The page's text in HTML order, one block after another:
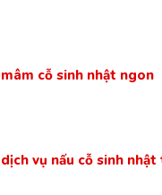
cỗ sinh nhật ngon
vụ nấu cỗ sinh